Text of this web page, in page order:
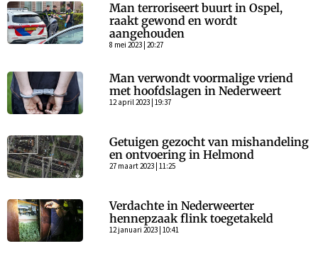
Man terroriseert buurt in Ospel,
raakt gewond en wordt
aangehouden
8 mei 2023 | 20:27
Man verwondt voormalige vriend
met hoofdslagen in Nederweert
12 april 2023 | 19:37
Getuigen gezocht van mishandeling
en ontvoering in Helmond
27 maart 2023 | 11:25
Verdachte in Nederweerter
hennepzaak flink toegetakeld
12 januari 2023 | 10:41